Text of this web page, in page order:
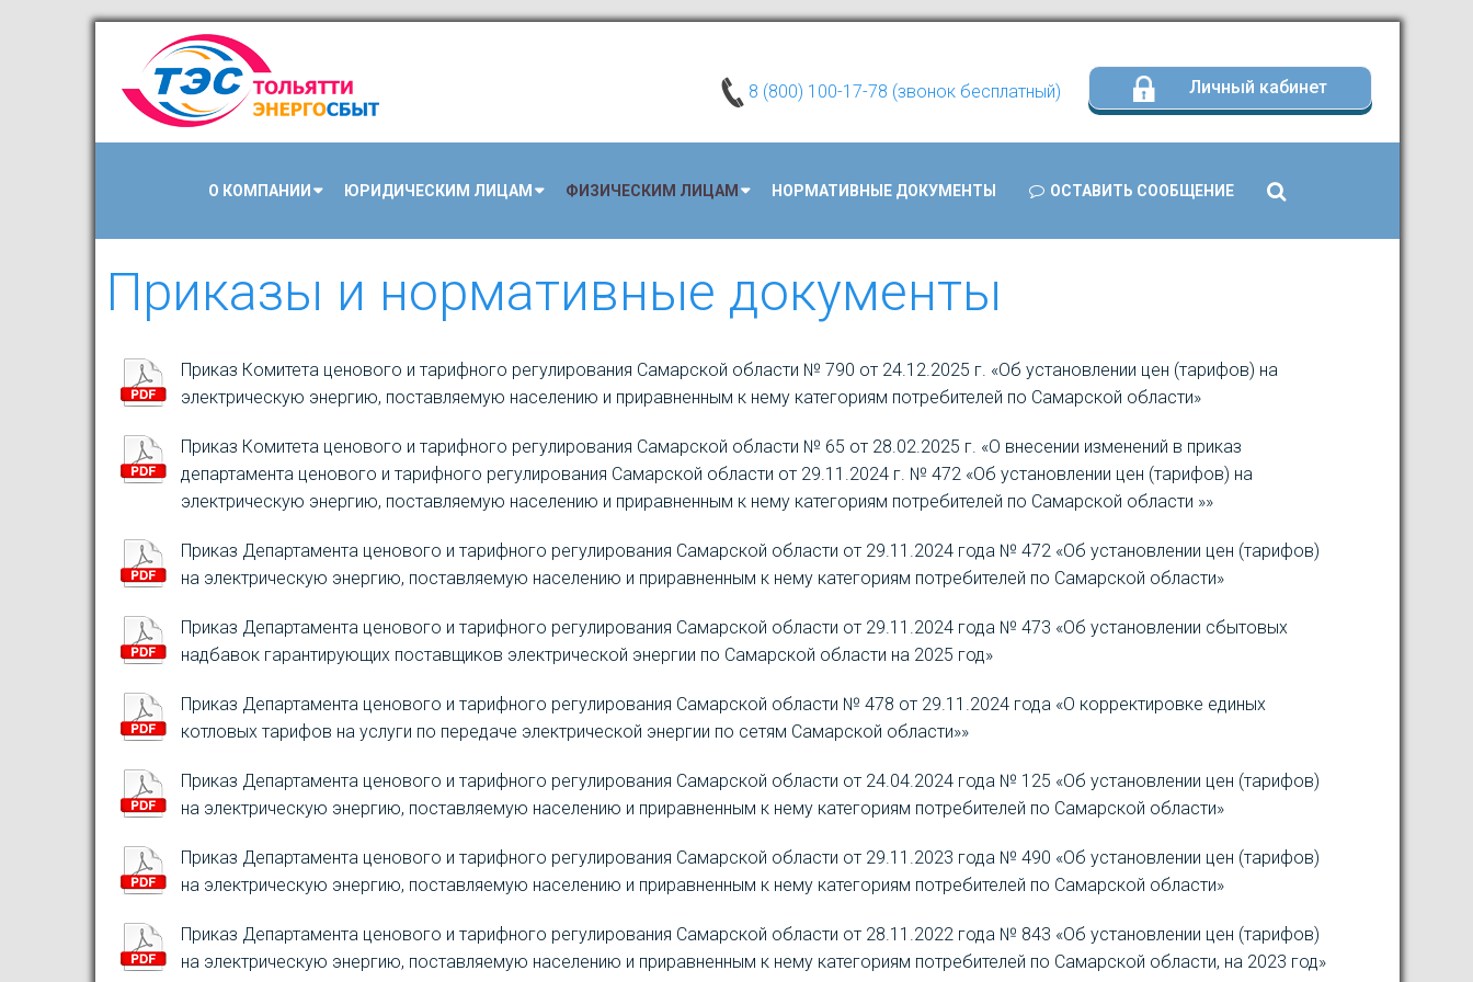
Личный кабинет
8 (800) 100-17-78 (звонок бесплатный)
О КОМПАНИИ ЮРИДИЧЕСКИМ ЛИЦАМ ФИЗИЧЕСКИМ ЛИЦАМ НОРМАТИВНЫЕ ДОКУМЕНТЫ ОСТАВИТЬ СООБЩЕНИЕ
Search
...
Приказы и нормативные документы
Приказ Комитета ценового и тарифного регулирования Самарской области № 790 от 24.12.2025 г. «Об установлении цен (тарифов) на
электрическую энергию, поставляемую населению и приравненным к нему категориям потребителей по Самарской области»
Приказ Комитета ценового и тарифного регулирования Самарской области № 65 от 28.02.2025 г. «О внесении изменений в приказ
департамента ценового и тарифного регулирования Самарской области от 29.11.2024 г. № 472 «Об установлении цен (тарифов) на
электрическую энергию, поставляемую населению и приравненным к нему категориям потребителей по Самарской области »»
Приказ Департамента ценового и тарифного регулирования Самарской области от 29.11.2024 года № 472 «Об установлении цен (тарифов)
на электрическую энергию, поставляемую населению и приравненным к нему категориям потребителей по Самарской области»
Приказ Департамента ценового и тарифного регулирования Самарской области от 29.11.2024 года № 473 «Об установлении сбытовых
надбавок гарантирующих поставщиков электрической энергии по Самарской области на 2025 год»
Приказ Департамента ценового и тарифного регулирования Самарской области № 478 от 29.11.2024 года «О корректировке единых
котловых тарифов на услуги по передаче электрической энергии по сетям Самарской области»»
Приказ Департамента ценового и тарифного регулирования Самарской области от 24.04.2024 года № 125 «Об установлении цен (тарифов)
на электрическую энергию, поставляемую населению и приравненным к нему категориям потребителей по Самарской области»
Приказ Департамента ценового и тарифного регулирования Самарской области от 29.11.2023 года № 490 «Об установлении цен (тарифов)
на электрическую энергию, поставляемую населению и приравненным к нему категориям потребителей по Самарской области»
Приказ Департамента ценового и тарифного регулирования Самарской области от 28.11.2022 года № 843 «Об установлении цен (тарифов)
на электрическую энергию, поставляемую населению и приравненным к нему категориям потребителей по Самарской области, на 2023 год»